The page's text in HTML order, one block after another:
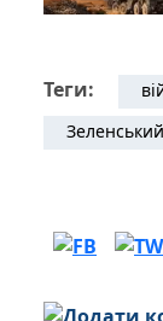
Теги:
Зеленський